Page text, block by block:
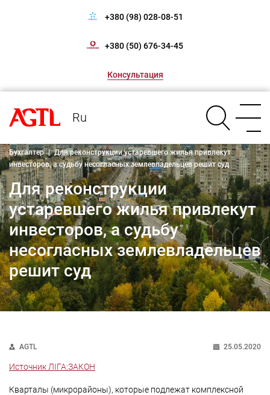
+380 (98) 028-08-51
+380 (50) 676-34-45
Консультация
Ru
Бухгалтер | Для реконструкции устаревшего жилья привлекут
инвесторов, а судьбу несогласных землевладельцев решит суд
Для реконструкции
устаревшего жилья привлекут
инвесторов, а судьбу
несогласных землевладельцев
решит суд
AGTL 25.05.2020
Источник ЛІГА:ЗАКОН
Кварталы (микрорайоны), которые подлежат комплексной